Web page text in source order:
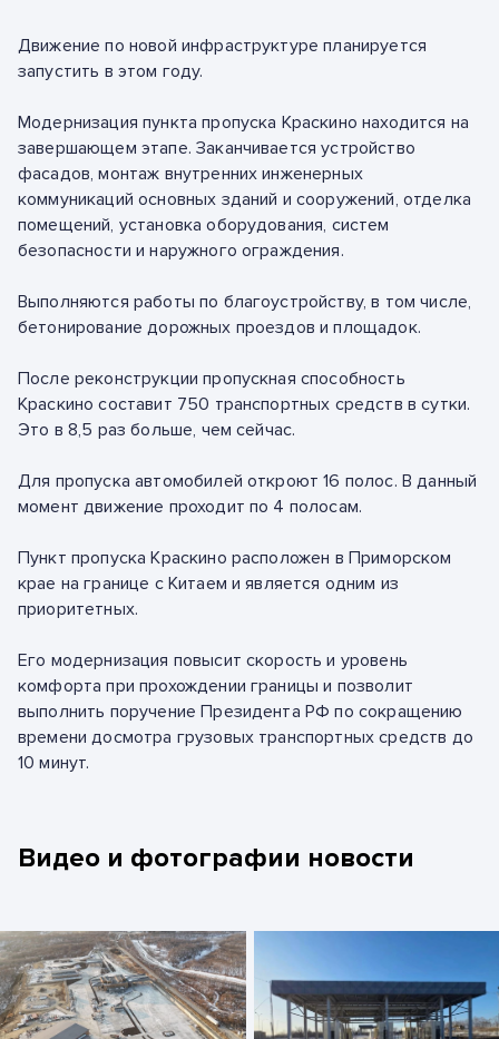
Движение по новой инфраструктуре планируется
запустить в этом году.
Модернизация пункта пропуска Краскино находится на
завершающем этапе. Заканчивается устройство
фасадов, монтаж внутренних инженерных
коммуникаций основных зданий и сооружений, отделка
помещений, установка оборудования, систем
безопасности и наружного ограждения.
Выполняются работы по благоустройству, в том числе,
бетонирование дорожных проездов и площадок.
После реконструкции пропускная способность
Краскино составит 750 транспортных средств в сутки.
Это в 8,5 раз больше, чем сейчас.
Для пропуска автомобилей откроют 16 полос. В данный
момент движение проходит по 4 полосам.
Пункт пропуска Краскино расположен в Приморском
крае на границе с Китаем и является одним из
приоритетных.
Его модернизация повысит скорость и уровень
комфорта при прохождении границы и позволит
выполнить поручение Президента РФ по сокращению
времени досмотра грузовых транспортных средств до
10 минут.
Видео и фотографии новости